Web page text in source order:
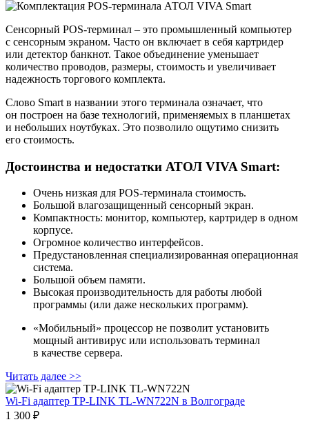
Сенсорный POS‑терминал – это промышленный компьютер
с сенсорным экраном. Часто он включает в себя картридер
или детектор банкнот. Такое объединение уменьшает
количество проводов, размеры, стоимость и увеличивает
надежность торгового комплекта.
Слово Smart в названии этого терминала означает, что
он построен на базе технологий, применяемых в планшетах
и небольших ноутбуках. Это позволило ощутимо снизить
его стоимость.
Достоинства и недостатки АТОЛ VIVA Smart:
Очень низкая для POS‑терминала стоимость.
Большой влагозащищенный сенсорный экран.
Компактность: монитор, компьютер, картридер в одном
корпусе.
Огромное количество интерфейсов.
Предустановленная специализированная операционная
система.
Большой объем памяти.
Высокая производительность для работы любой
программы (или даже нескольких программ).
«Мобильный» процессор не позволит установить
мощный антивирус или использовать терминал
в качестве сервера.
Читать далее >>
Wi-Fi адаптер TP-LINK TL-WN722N в Волгограде
1 300 ₽